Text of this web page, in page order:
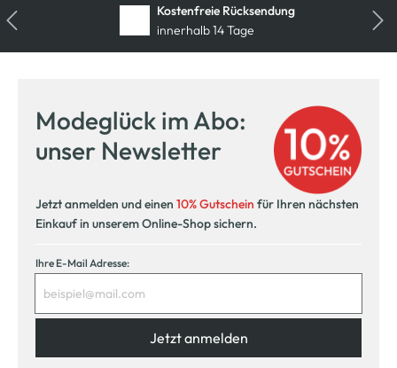
Kostenfreie Rücksendung
innerhalb 14 Tage
Modeglück im Abo:
unser Newsletter
Jetzt anmelden und einen 10% Gutschein für Ihren nächsten
Einkauf in unserem Online-Shop sichern.
Ihre E-Mail Adresse:
Jetzt anmelden